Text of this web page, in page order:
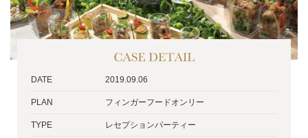
DATE 2019.09.06
PLAN フィンガーフードオンリー
TYPE レセプションパーティー